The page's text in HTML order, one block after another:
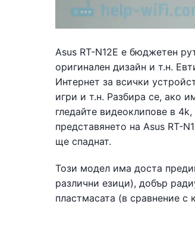
Asus RT-N12E е бюджетен
оригинален дизайн и т.н.
Интернет за всички
игри и т.н. Разбира се, ако
гледайте видеоклипове в
представянето на Asus RT-
ще спаднат.
Този модел има доста
различни езици), добър
пластмасата (в сравнение с